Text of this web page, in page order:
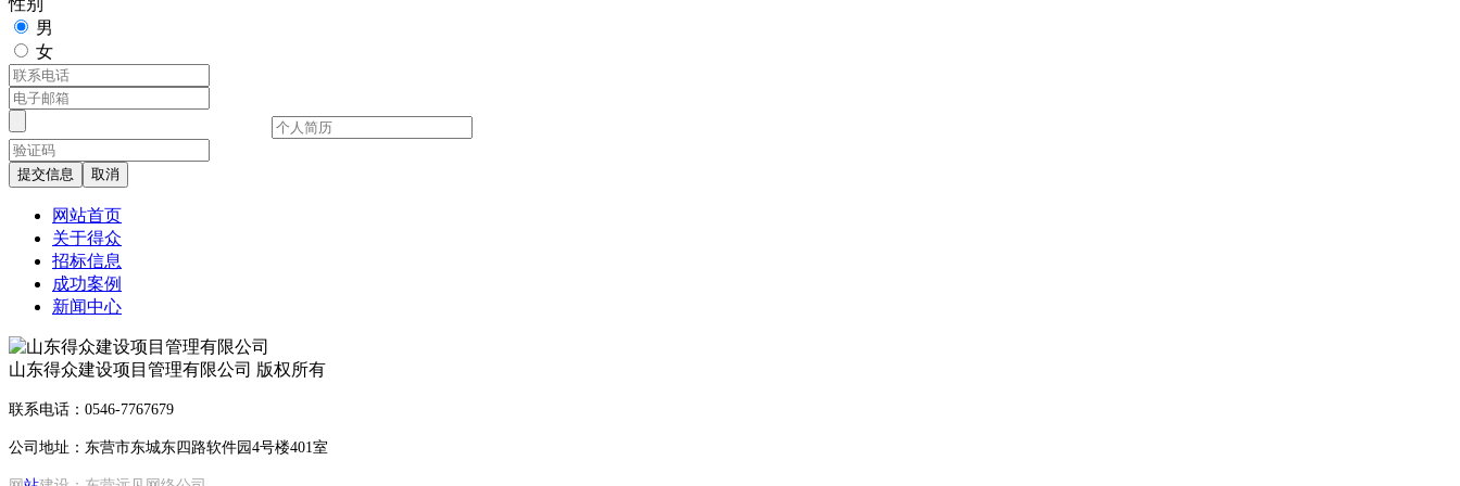
性别
男
女
提交信息 取消
网站首页
关于得众
招标信息
成功案例
新闻中心
山东得众建设项目管理有限公司 版权所有
联系电话：0546-7767679
公司地址：东营市东城东四路软件园4号楼401室